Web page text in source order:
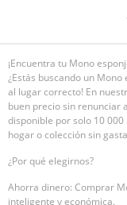
¡Encuentra tu Mono
¿Estás buscando un
al lugar correcto! En
buen precio sin renunciar
disponible por solo 10
hogar o colección sin
¿Por qué elegirnos?
Ahorra dinero: Comprar
inteligente y económica.